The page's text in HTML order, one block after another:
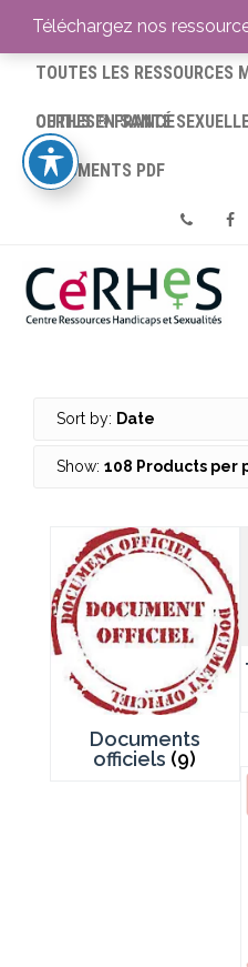
ACCUEIL
TOUTES LES RESSOURCES
CERHES® FRANCE
OUTILS EN SANTÉ
DOCUMENTS PDF
Phone
Sort by: Date
Show: 108 Products per
Documents
officiels (9)
Téléchargez nos